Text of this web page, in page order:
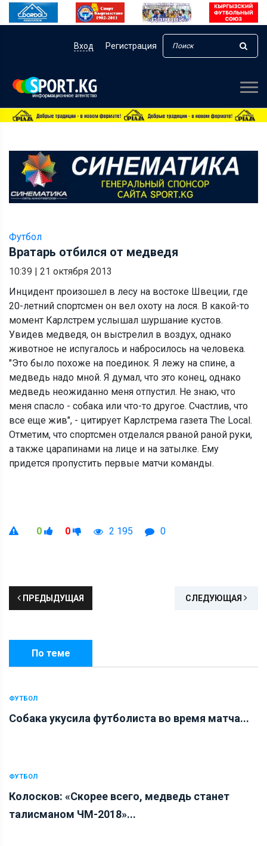
Вход Регистрация
Футбол
Вратарь отбился от медведя
10:39 | 21 октября 2013
Инцидент произошел в лесу на востоке Швеции, где
20-летний спортсмен он вел охоту на лося. В какой-то
момент Карлстрем услышал шуршание кустов.
Увидев медведя, он выстрелил в воздух, однако
животное не испугалось и набросилось на человека.
"Это было похоже на поединок. Я лежу на спине, а
медведь надо мной. Я думал, что это конец, однако
медведь неожиданно меня отпустил. Не знаю, что
меня спасло - собака или что-то другое. Счастлив, что
все еще жив", - цитирует Карлстрема газета The Local.
Отметим, что спортсмен отделался рваной раной руки,
а также царапинами на лице и на затылке. Ему
придется пропустить первые матчи команды.
0 0 2 195 0
ПРЕДЫДУЩАЯ СЛЕДУЮЩАЯ
По теме
ФУТБОЛ
Собака укусила футболиста во время матча...
ФУТБОЛ
Колосков: «Скорее всего, медведь станет
талисманом ЧМ-2018»...